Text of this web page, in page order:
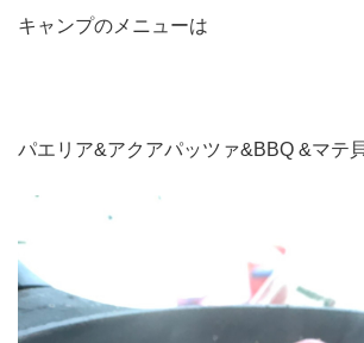
キャンプのメニューは
パエリア&アクアパッツァ&BBQ &マテ